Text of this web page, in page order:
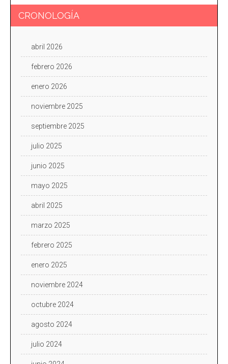
CRONOLOGÍA
abril 2026
febrero 2026
enero 2026
noviembre 2025
septiembre 2025
julio 2025
junio 2025
mayo 2025
abril 2025
marzo 2025
febrero 2025
enero 2025
noviembre 2024
octubre 2024
agosto 2024
julio 2024